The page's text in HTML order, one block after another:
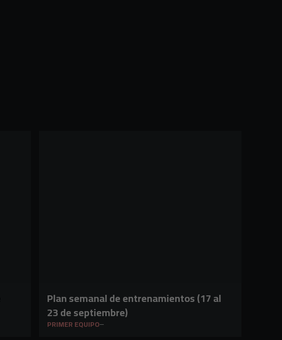
Plan semanal de entrenamientos (17 al
23 de septiembre)
PRIMER EQUIPO